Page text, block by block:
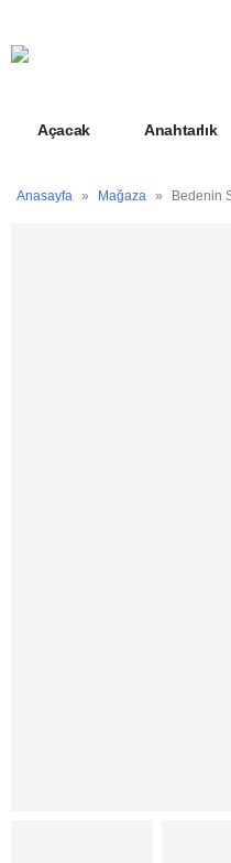
Açacak Anahtarlık
Anasayfa » Mağaza » Bedenin